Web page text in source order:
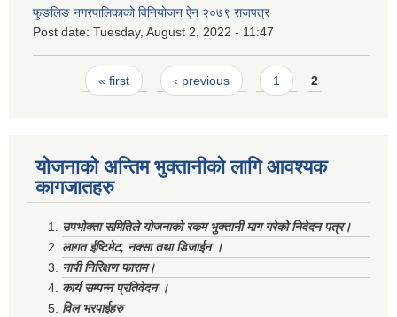
फुङलिङ नगरपालिकाको विनियोजन ऐन २०७९ राजपत्र
Post date: Tuesday, August 2, 2022 - 11:47
Pages« first ‹ previous 1 2
योजनाको अन्तिम भुक्तानीको लागि आवश्यक
कागजातहरु
उपभोक्ता समितिले योजनाको रकम भुक्तानी माग गरेको निवेदन पत्र।
लागत ईष्टिमेट, नक्सा तथा डिजाईन ।
नापी निरिक्षण फाराम।
कार्य सम्पन्न प्रतिवेदन ।
विल भरपाईहरु